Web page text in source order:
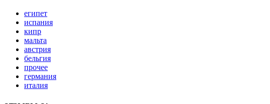
египет
испания
кипр
мальта
австрия
бельгия
прочее
германия
италия